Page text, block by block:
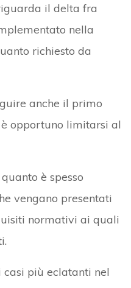
il delta fra
nella
richiesto da
anche il primo
opportuno limitarsi al
è spesso
vengano presentati
normativi ai quali
casi più eclatanti nel